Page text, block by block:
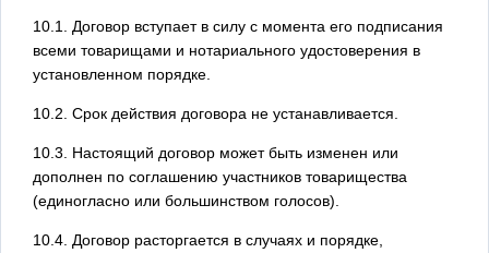
10.1. Договор вступает в силу с момента его подписания
всеми товарищами и нотариального удостоверения в
установленном порядке.
10.2. Срок действия договора не устанавливается.
10.3. Настоящий договор может быть изменен или
дополнен по соглашению участников товарищества
(единогласно или большинством голосов).
10.4. Договор расторгается в случаях и порядке,